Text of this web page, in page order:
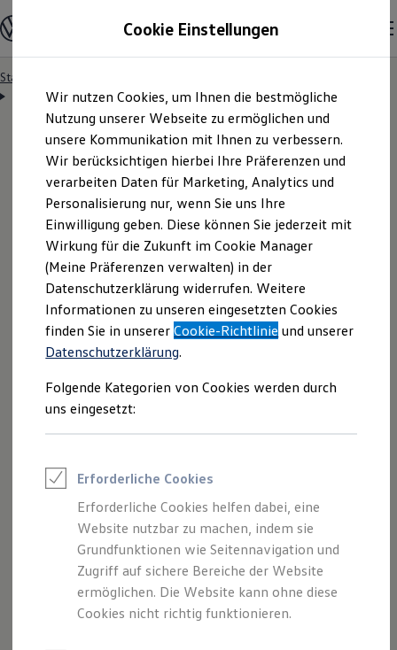
Hauptinhalt
springen
Footer
springen
Modelle & Konfigurator
Nutzfahrzeugkategorien entdecken
Modelle konfigurieren
Vorgängermodelle und Oldtimer
Vorgängermodelle
Oldtimer
Bulli Historie
Branchenlösungen & Gewerbekunden
Umbaulösungen und Hersteller finden
Auf- und Umbauten entdecken & konfigurieren
Groß- und Sonderkunden
Großkunden
Kommunen & Behörden
Journalisten
Sportvereine
Branchenlösungen
Bau & Handwerk
Gewerbliche Personenbeförderung
Service & mobile Werkstätten
Kurier, Logistik & Handel
Feuerwehr
Rettungsdienste
ONE Business ID Vorteile
Fahrzeugsuche & Marktplatz
Digitaler Marktplatz
Kauf & Finanzierung
Online-Fahrzeugbewertung
Aktionen & Angebote
E-Auto-Förderung
Für Privatkunden
Für Gewerbekunden
Profi Paket
TopDeal
Startseite
Servicetermin anfragen
Servicetermin bequem
online anfragen
Nutzen Sie unser Onlineformular, um schnell und
unkompliziert einen Servicetermin bei Ihrem
Volkswagen NutzfahrzeugePartner anzufragen.
Cookie Einstellungen
Wir nutzen Cookies, um Ihnen die bestmögliche
Nutzung unserer Webseite zu ermöglichen und
unsere Kommunikation mit Ihnen zu verbessern.
Wir berücksichtigen hierbei Ihre Präferenzen und
verarbeiten Daten für Marketing, Analytics und
Personalisierung nur, wenn Sie uns Ihre
Einwilligung geben. Diese können Sie jederzeit mit
Wirkung für die Zukunft im Cookie Manager
(Meine Präferenzen verwalten) in der
Datenschutzerklärung widerrufen. Weitere
Informationen zu unseren eingesetzten Cookies
finden Sie in unsererCookie-Richtlinie und unserer
Datenschutzerklärung.
Folgende Kategorien von Cookies werden durch
uns eingesetzt:
Erforderliche Cookies
Erforderliche Cookies helfen dabei, eine
Website nutzbar zu machen, indem sie
Grundfunktionen wie Seitennavigation und
Zugriff auf sichere Bereiche der Website
ermöglichen. Die Website kann ohne diese
Cookies nicht richtig funktionieren.